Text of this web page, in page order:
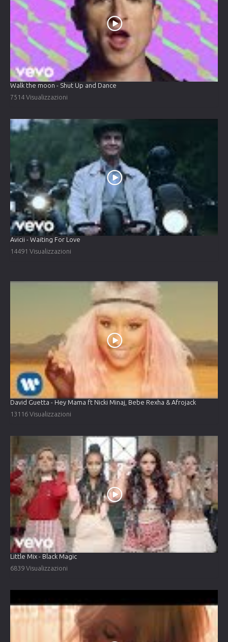
Walk the moon - Shut Up and Dance
7514 Visualizzazioni
Avicii - Waiting For Love
14491 Visualizzazioni
David Guetta - Hey Mama ft Nicki Minaj, Bebe Rexha & Afrojack
13116 Visualizzazioni
Little Mix - Black Magic
6839 Visualizzazioni